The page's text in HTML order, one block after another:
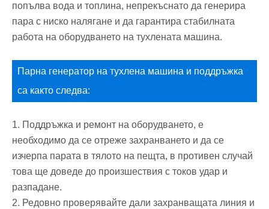
попълва вода и топлина, непрекъснато да генерира
пара с ниско налягане и да гарантира стабилната
работа на оборудването на тухлената машина.
Парна генератор на тухлена машина и поддръжка
са както следва:
1. Поддръжка и ремонт на оборудването, е
необходимо да се отреже захранването и да се
изчерпа парата в тялото на пещта, в противен случай
това ще доведе до произшествия с токов удар и
разпадане.
2. Редовно проверявайте дали захранващата линия и